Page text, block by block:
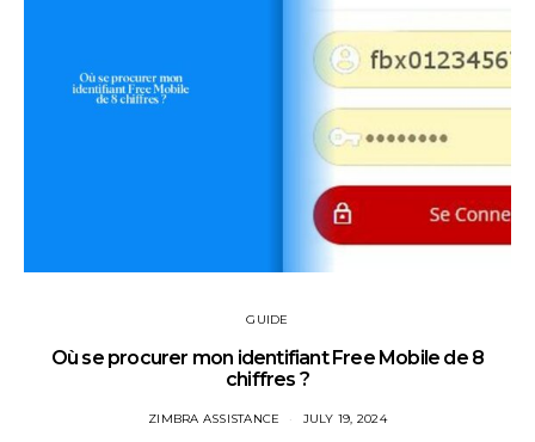
GUIDE
Où se procurer mon identifiant Free Mobile de 8
chiffres ?
ZIMBRA ASSISTANCE JULY 19, 2024